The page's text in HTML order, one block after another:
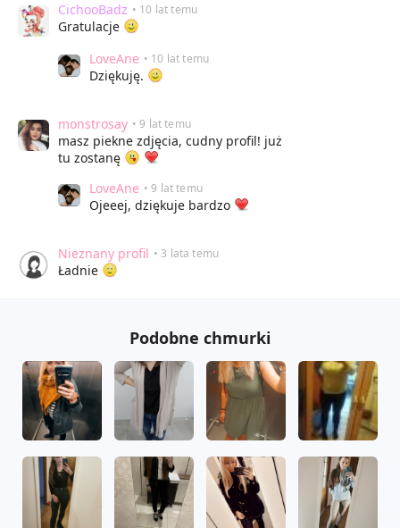
CichooBadz • 10 lat temu
Gratulacje
LoveAne • 10 lat temu
Dziękuję.
monstrosay • 9 lat temu
masz piekne zdjęcia, cudny profil! już
tu zostanę
LoveAne • 9 lat temu
Ojeeej, dziękuje bardzo
Nieznany profil • 3 lata temu
Ładnie
Podobne chmurki